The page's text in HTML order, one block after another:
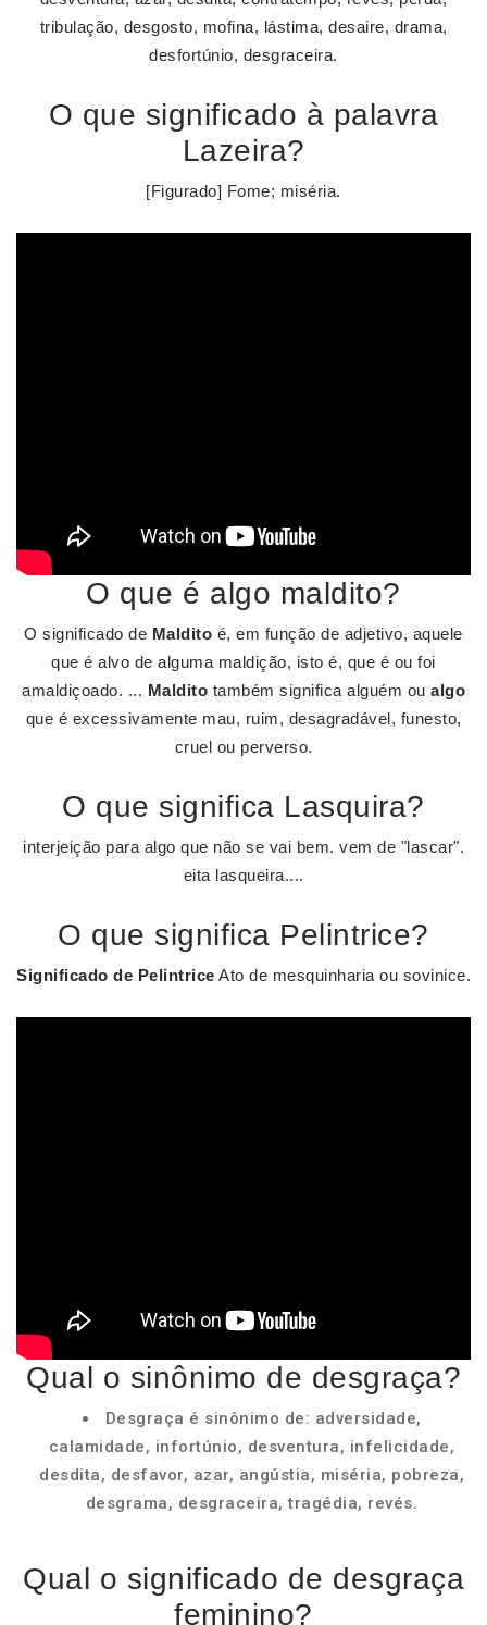
tribulação, desgosto, mofina, lástima, desaire, drama,
desfortúnio, desgraceira.
O que significado à palavra
Lazeira?
[Figurado] Fome; miséria.
O que é algo maldito?
O significado de Maldito é, em função de adjetivo, aquele
que é alvo de alguma maldição, isto é, que é ou foi
amaldiçoado. ... Maldito também significa alguém ou algo
que é excessivamente mau, ruim, desagradável, funesto,
cruel ou perverso.
O que significa Lasquira?
interjeição para algo que não se vai bem. vem de "lascar".
eita lasqueira....
O que significa Pelintrice?
Significado de Pelintrice Ato de mesquinharia ou sovinice.
Qual o sinônimo de desgraça?
Desgraça é sinônimo de: adversidade,
calamidade, infortúnio, desventura, infelicidade,
desdita, desfavor, azar, angústia, miséria, pobreza,
desgrama, desgraceira, tragédia, revés.
Qual o significado de desgraça
feminino?